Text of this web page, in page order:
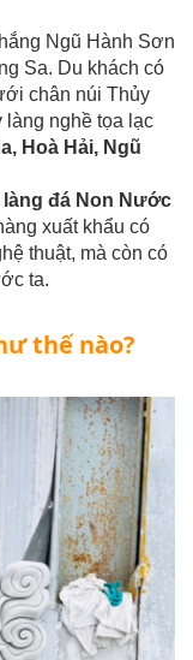
Ngũ Hành Sơn
Sa. Du khách có
chân núi Thủy
nghề tọa lạc
Hoà Hải, Ngũ
làng đá Non Nước
xuất khẩu có
thuật, mà còn có
ta.
thế nào?